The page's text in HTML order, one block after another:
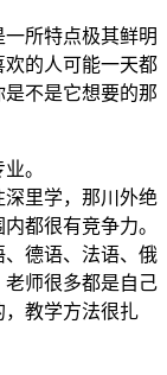
所特点极其鲜明
的人可能一天都
不是它想要的那
。
里学，那川外绝
都很有竞争力。
德语、法语、俄
师很多都是自己
，教学方法很扎